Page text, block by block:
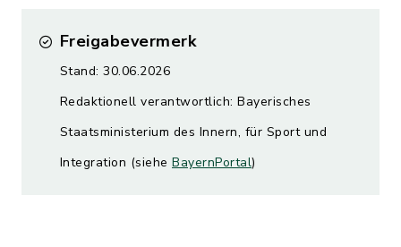
Freigabevermerk
Stand: 30.06.2026
Redaktionell verantwortlich: Bayerisches
Staatsministerium des Innern, für Sport und
Integration (siehe BayernPortal)